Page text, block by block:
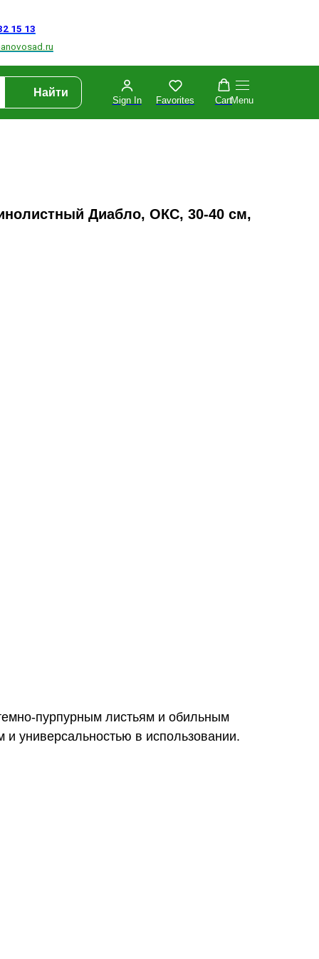
Найти
Sign In Favorites CartMenu
Диабло, ОКС, 30-40 см,
пурпурным листьям и обильным
и универсальностью в использовании.